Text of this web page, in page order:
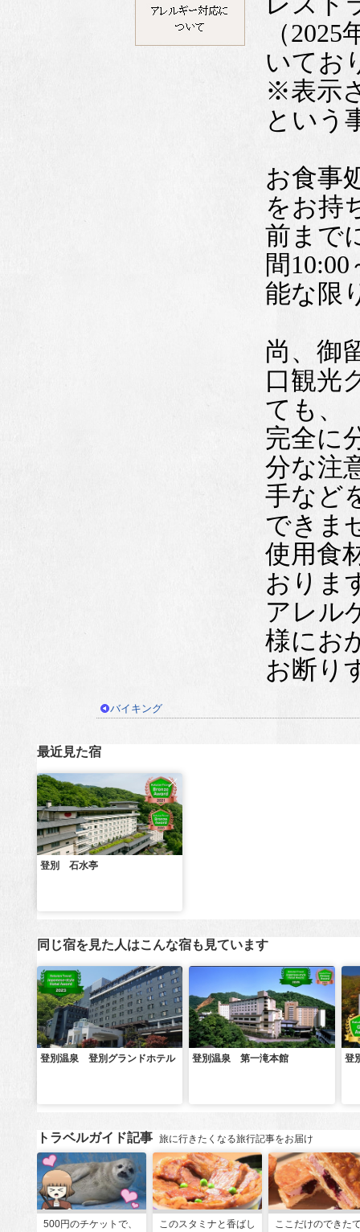
（
いてお
※表示
という
お食事
をお持
前まで
間
能な限
尚、御
口観光
ても、
完全に
分な注
手など
できま
使用食
おりま
アレル
様にお
お断り
バイキング
最近見た宿
登別 石水亭
同じ宿を見た人はこんな宿も見ています
登別温泉 登別グランドホテル 登別温泉 第一滝本館 登
トラベルガイド記事 旅に行きたくなる旅行記事をお届け
500円のチケットで、
このスタミナと香ばし
ここだけのできた